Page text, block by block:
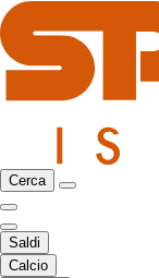
Cerca
Saldi
Calcio